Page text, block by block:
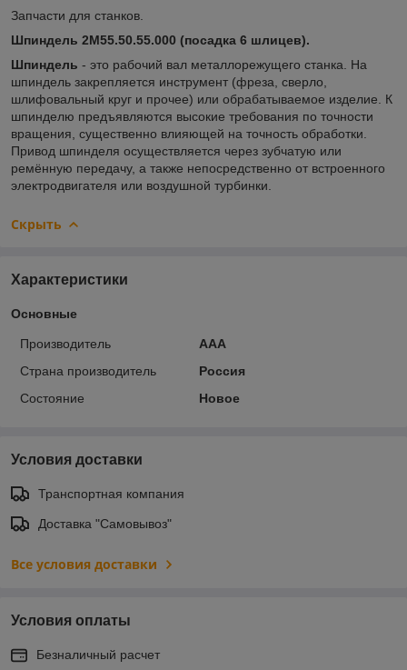
Запчасти для станков.
Шпиндель 2М55.50.55.000 (посадка 6 шлицев).
Шпиндель - это рабочий вал металлорежущего станка. На
шпиндель закрепляется инструмент (фреза, сверло,
шлифовальный круг и прочее) или обрабатываемое изделие. К
шпинделю предъявляются высокие требования по точности
вращения, существенно влияющей на точность обработки.
Привод шпинделя осуществляется через зубчатую или
ремённую передачу, а также непосредственно от встроенного
электродвигателя или воздушной турбинки.
Скрыть
Характеристики
Основные
Производитель
ААА
Страна производитель
Россия
Состояние
Новое
Условия доставки
Транспортная компания
Доставка "Самовывоз"
Все условия доставки
Условия оплаты
Безналичный расчет